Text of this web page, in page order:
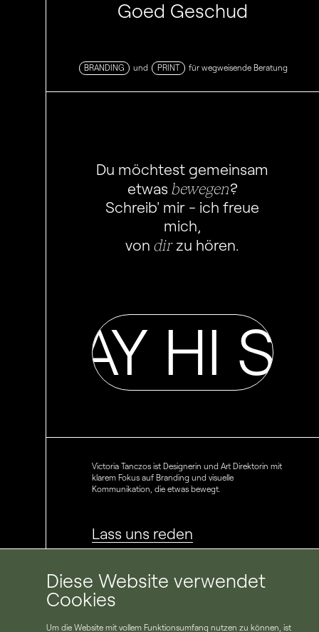
Goed Geschud
BRANDING und PRINT für wegweisende Beratung
Du möchtest gemeinsam
etwas bewegen?
Schreib' mir - ich freue
mich,
vondirzu hören.
SAY HI
Victoria Tanczos ist Designerin und Art Direktorin mit
klarem Fokus auf Branding und visuelle
Kommunikation, die etwas bewegt.
Lass uns reden
IMPRESSUM
NUTZUNGSBEDINGUNGEN
Diese Website verwendet
Cookies
Um die Website mit vollem Funktionsumfang nutzen zu können, ist